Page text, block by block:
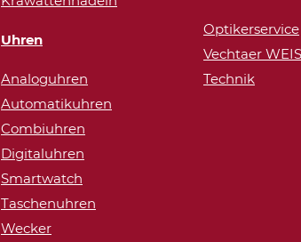
Uhren
Analoguhren
Automatikuhren
Combiuhren
Digitaluhren
Smartwatch
Taschenuhren
Wecker
Optikerservice
Vechtaer
Technik